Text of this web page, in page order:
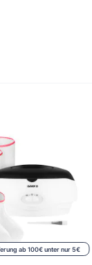
ab 100€ unter nur 5€